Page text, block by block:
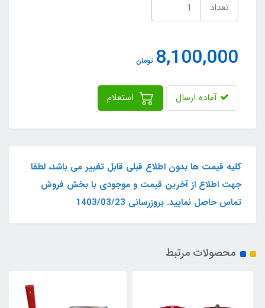
تعداد
8,100,000 تومان
آماده ارسال استعلام
کلیه قیمت ها بدون اطلاع قبلی قابل تغییر می باشد، لطفا
جهت اطلاع از آخرین قیمت و موجودی با بخش فروش
تماس حاصل نمایید. بروزرسانی 1403/03/23
محصولات مرتبط